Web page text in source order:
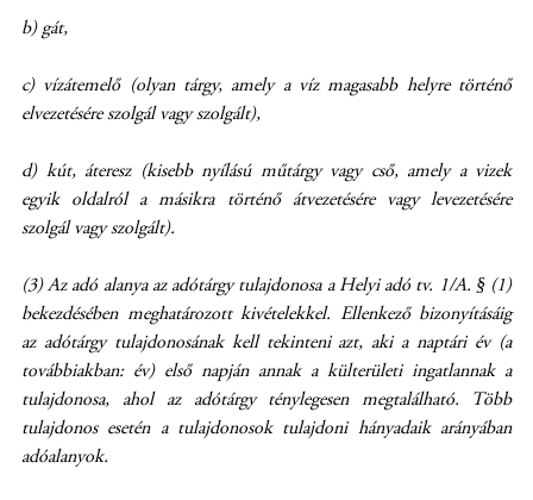
b) gát,
c) vízátemelő (olyan tárgy, amely a víz magasabb helyre történő
elvezetésére szolgál vagy szolgált),
d) kút, áteresz (kisebb nyílású műtárgy vagy cső, amely a vizek
egyik oldalról a másikra történő átvezetésére vagy levezetésére
szolgál vagy szolgált).
(3) Az adó alanya az adótárgy tulajdonosa a Helyi adó tv. 1/A. § (1)
bekezdésében meghatározott kivételekkel. Ellenkező bizonyításáig
az adótárgy tulajdonosának kell tekinteni azt, aki a naptári év (a
továbbiakban: év) első napján annak a külterületi ingatlannak a
tulajdonosa, ahol az adótárgy ténylegesen megtalálható. Több
tulajdonos esetén a tulajdonosok tulajdoni hányadaik arányában
adóalanyok.